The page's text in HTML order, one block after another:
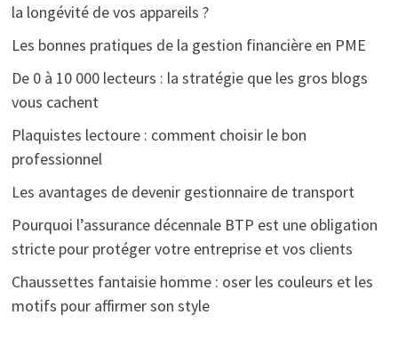
la longévité de vos appareils ?
Les bonnes pratiques de la gestion financière en PME
De 0 à 10 000 lecteurs : la stratégie que les gros blogs
vous cachent
Plaquistes lectoure : comment choisir le bon
professionnel
Les avantages de devenir gestionnaire de transport
Pourquoi l’assurance décennale BTP est une obligation
stricte pour protéger votre entreprise et vos clients
Chaussettes fantaisie homme : oser les couleurs et les
motifs pour affirmer son style